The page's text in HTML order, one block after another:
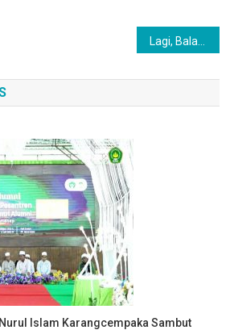
Islam Karangcempaka Sambut